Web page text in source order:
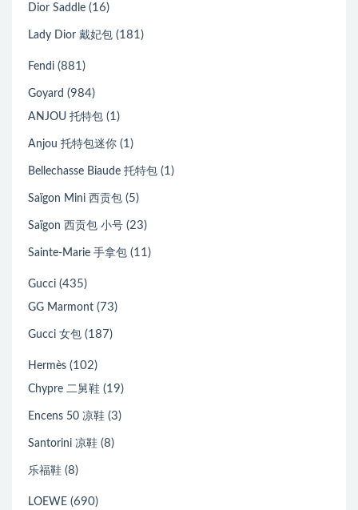
Dior Saddle (16)
Lady Dior 戴妃包 (181)
Fendi (881)
Goyard (984)
ANJOU 托特包 (1)
Anjou 托特包迷你 (1)
Bellechasse Biaude 托特包 (1)
Saïgon Mini 西贡包 (5)
Saïgon 西贡包 小号 (23)
Sainte-Marie 手拿包 (11)
Gucci (435)
GG Marmont (73)
Gucci 女包 (187)
Hermès (102)
Chypre 二舅鞋 (19)
Encens 50 凉鞋 (3)
Santorini 凉鞋 (8)
乐福鞋 (8)
LOEWE (690)